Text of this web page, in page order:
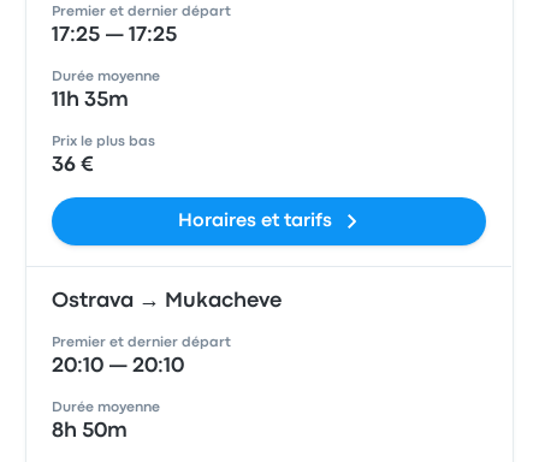
Premier et dernier départ
17:25 — 17:25
Durée moyenne
11h 35m
Prix le plus bas
36 €
Horaires et tarifs
Ostrava → Mukacheve
Premier et dernier départ
20:10 — 20:10
Durée moyenne
8h 50m